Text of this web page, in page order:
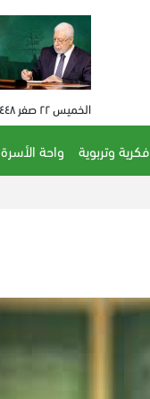
الخميس ٢٢ صفر ١٤٤٨ هـ - 6 أغسطس 2026 م - الساعة 10:06 م
فكرية وتربوية واحة الأسرة